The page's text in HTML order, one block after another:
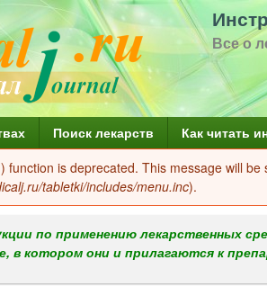
Все о
Поиск лекарств Как читать
function is deprecated. This message will
tabletki/includes/menu.inc).
по применению лекарственных
в котором они и прилагаются к